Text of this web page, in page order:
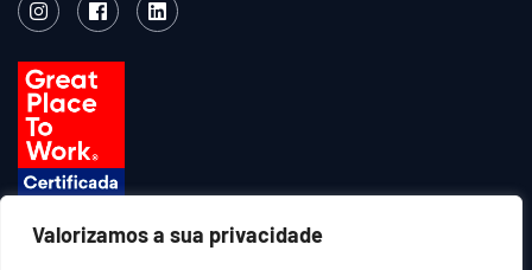
Valorizamos a sua privacidade